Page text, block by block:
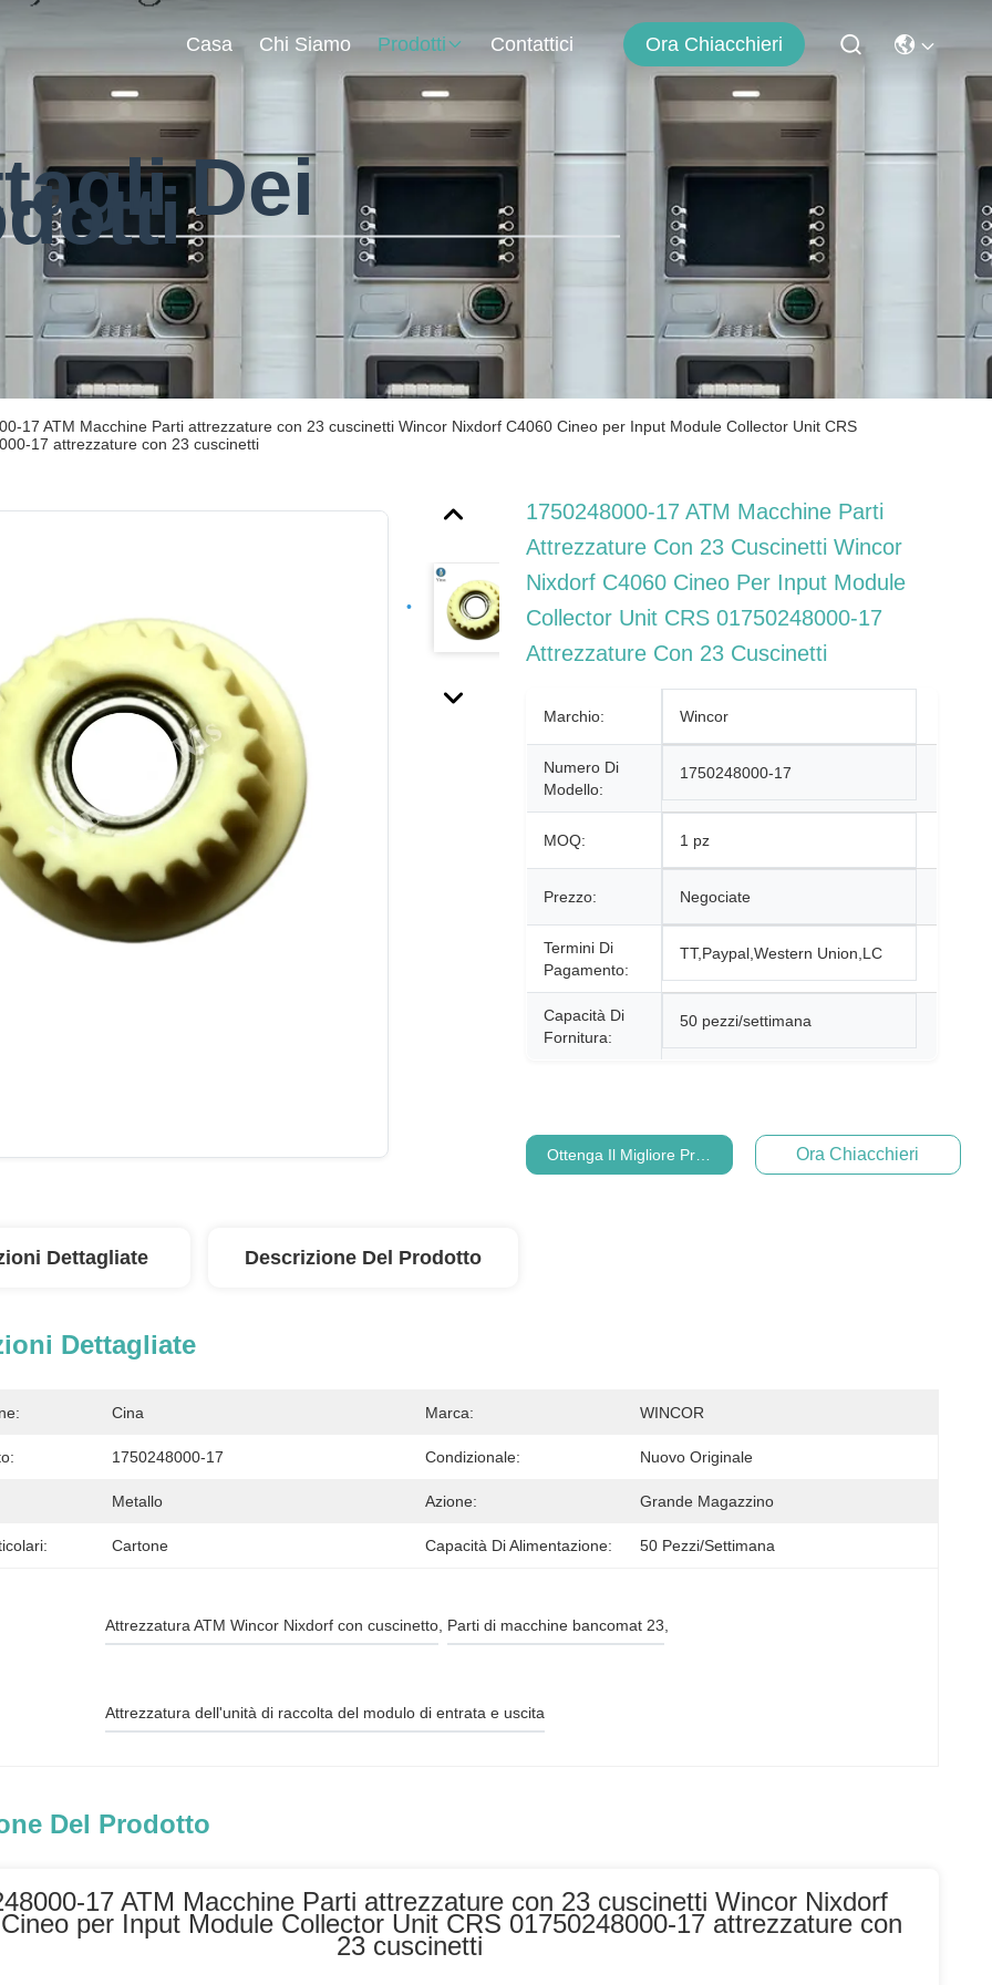
Casa Chi Siamo Prodotti Contattici Ora Chiacchieri
Dei
17 ATM Macchine Parti attrezzature con 23 cuscinetti Wincor Nixdorf C4060 Cineo per Input Module Collector Unit CRS
17 attrezzature con 23 cuscinetti
1750248000-17 ATM Macchine Parti
Attrezzature Con 23 Cuscinetti Wincor
Nixdorf C4060 Cineo Per Input Module
Collector Unit CRS 01750248000-17
Attrezzature Con 23 Cuscinetti
Marchio: Wincor
Numero Di
Modello:
1750248000-17
MOQ: 1 pz
Prezzo: Negociate
Termini Di
Pagamento:
TT,Paypal,Western Union,LC
Capacità Di
Fornitura:
50 pezzi/settimana
Ottenga Il Migliore Prezzo Ora Chiacchieri
Dettagliate Descrizione Del Prodotto
Dettagliate
Cina Marca: WINCOR
1750248000-17 Condizionale: Nuovo Originale
Metallo Azione: Grande Magazzino
Cartone Capacità Di Alimentazione: 50 Pezzi/settimana
Attrezzatura ATM Wincor Nixdorf con cuscinetto Parti di macchine bancomat 23
Attrezzatura dell'unità di raccolta del modulo di entrata e uscita
Del Prodotto
17 ATM Macchine Parti attrezzature con 23 cuscinetti Wincor Nixdorf
per Input Module Collector Unit CRS 01750248000-17 attrezzature con
23 cuscinetti